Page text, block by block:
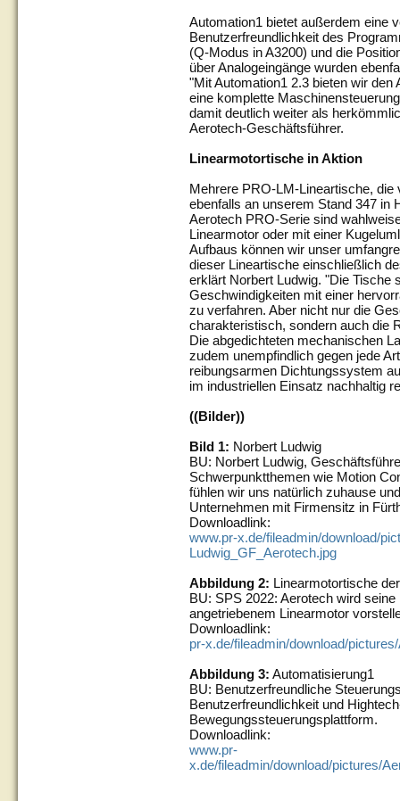
Automation1 bietet außerdem eine
Benutzerfreundlichkeit des
(Q-Modus in A3200) und die
über Analogeingänge wurden
"Mit Automation1 2.3 bieten wir
eine komplette
damit deutlich weiter als
Aerotech-Geschäftsführer.
Linearmotortische in Aktion
Mehrere PRO-LM-Lineartische,
ebenfalls an unserem Stand 347 in
Aerotech PRO-Serie sind
Linearmotor oder mit einer
Aufbaus können wir unser
dieser Lineartische einschließlich
erklärt Norbert Ludwig. "Die Tische
Geschwindigkeiten mit einer
zu verfahren. Aber nicht nur die
charakteristisch, sondern auch die
Die abgedichteten mechanischen
zudem unempfindlich gegen jede
reibungsarmen Dichtungssystem
im industriellen Einsatz nachhaltig
((Bilder))
Bild 1: Norbert Ludwig
BU: Norbert Ludwig,
Schwerpunktthemen wie Motion
fühlen wir uns natürlich zuhause
Unternehmen mit Firmensitz in
Downloadlink:
www.pr-x.de/fileadmin/download/
Ludwig_GF_Aerotech.jpg
Abbildung 2: Linearmotortische
BU: SPS 2022: Aerotech wird
angetriebenem Linearmotor
Downloadlink:
pr-x.de/fileadmin/download/
Abbildung 3: Automatisierung1
BU: Benutzerfreundliche
Benutzerfreundlichkeit und
Bewegungssteuerungsplattform.
Downloadlink:
www.pr-
x.de/fileadmin/download/pictures/